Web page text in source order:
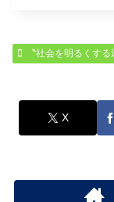
〝社会を明るくする
X